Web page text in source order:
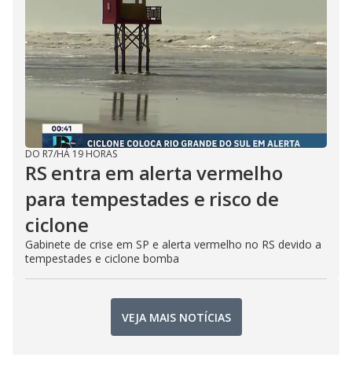
DO R7/HÁ 19 HORAS
RS entra em alerta vermelho
para tempestades e risco de
ciclone
Gabinete de crise em SP e alerta vermelho no RS devido a
tempestades e ciclone bomba
VEJA MAIS NOTÍCIAS